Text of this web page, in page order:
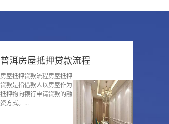
普洱房子二次抵押贷款
普洱房子二次抵押贷款是指
已获得银行住房抵押贷款的
借款人，通过将抵押贷款的
房屋再次...